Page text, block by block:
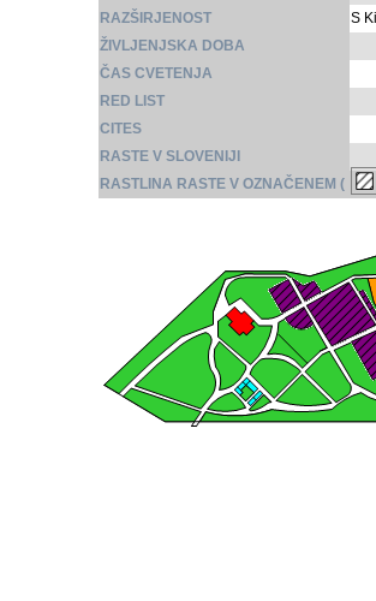
RAZŠIRJENOST
S
ŽIVLJENJSKA DOBA
ČAS CVETENJA
RED LIST
CITES
RASTE V SLOVENIJI
RASTLINA RASTE V OZNAČENEM (